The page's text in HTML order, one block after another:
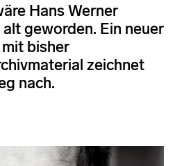
Hans Werner
alt geworden. Ein neuer
bisher
zeichnet
nach.